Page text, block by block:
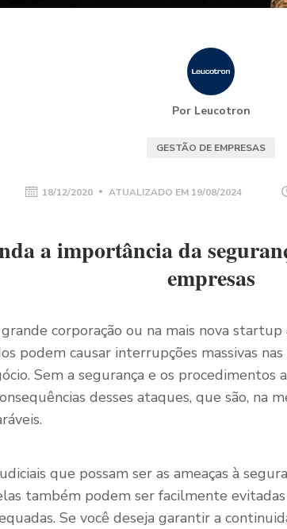
Por Leucotron
GESTÃO DE EMPRESAS
18/12/2020 ATUALIZADO EM 19/08/2024
a importância da
empresas
corporação ou na mais nova
podem causar interrupções massivas
Sem a segurança e os procedimentos
desses ataques, que são, na
que possam ser as ameaças à
também podem ser facilmente
Se você deseja garantir a